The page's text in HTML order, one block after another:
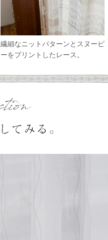
繊細なニットパターンとスヌーピ
ーをプリントしたレース。